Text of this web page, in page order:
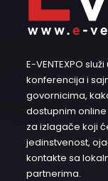
E-VENTEXPO
konferencija i
govornicima,
dostupnim
za izlagače koji
jedinstvenost,
kontakte sa
partnerima.